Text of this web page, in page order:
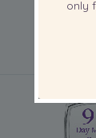
only